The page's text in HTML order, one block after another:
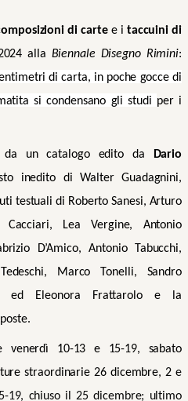
di cartee i taccuini di
alla Biennale Disegno Rimini:
di carta, in poche gocce di
si condensano gli studi per i
da un catalogo edito da
Dario
inedito di Walter Guadagnini,
testuali di Roberto Sanesi, Arturo
Cacciari, Lea Vergine, Antonio
D’Amico, Antonio Tabucchi,
Marco Tonelli, Sandro
ed Eleonora Frattarolo e la
10-13 e 15-19, sabato
straordinarie 26 dicembre, 2e
19, chiuso il 25 dicembre; ultimo